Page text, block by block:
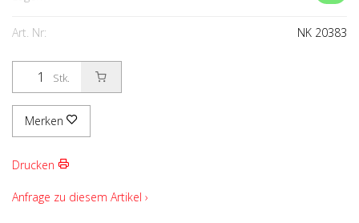
Art. Nr: NK 20383
Stk.
Merken
Drucken
Anfrage zu diesem Artikel ›